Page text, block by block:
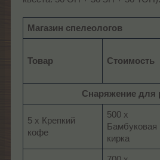
Магазин спелеологов
Товар Стоимость
Снаряжение для
5 x Крепкий
кофе
500 x
Бамбуковая
кирка